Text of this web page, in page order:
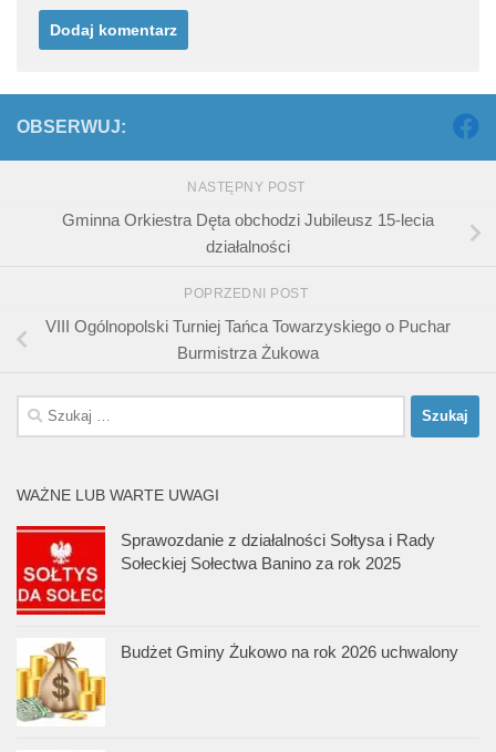
OBSERWUJ:
NASTĘPNY POST
Gminna Orkiestra Dęta obchodzi Jubileusz 15-lecia
działalności
POPRZEDNI POST
VIII Ogólnopolski Turniej Tańca Towarzyskiego o Puchar
Burmistrza Żukowa
Szukaj:
WAŻNE LUB WARTE UWAGI
Sprawozdanie z działalności Sołtysa i Rady
Sołeckiej Sołectwa Banino za rok 2025
Budżet Gminy Żukowo na rok 2026 uchwalony